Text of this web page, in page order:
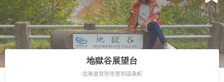
地獄谷展望台
北海道登別市登別温泉町